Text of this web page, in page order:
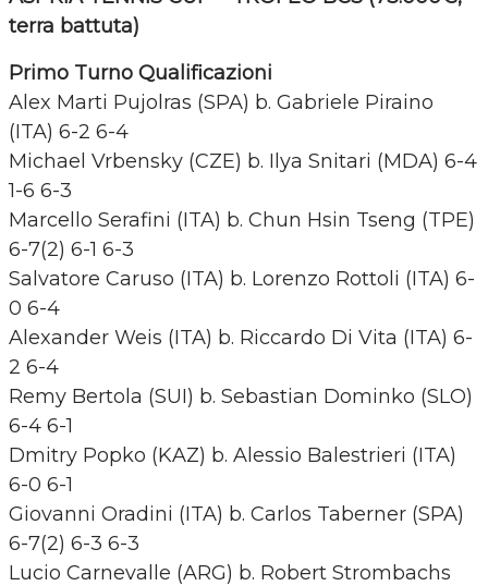
terra battuta)
Primo Turno Qualificazioni
Alex Marti Pujolras (SPA) b. Gabriele Piraino
(ITA) 6-2 6-4
Michael Vrbensky (CZE) b. Ilya Snitari (MDA) 6-4
1-6 6-3
Marcello Serafini (ITA) b. Chun Hsin Tseng (TPE)
6-7(2) 6-1 6-3
Salvatore Caruso (ITA) b. Lorenzo Rottoli (ITA) 6-
0 6-4
Alexander Weis (ITA) b. Riccardo Di Vita (ITA) 6-
2 6-4
Remy Bertola (SUI) b. Sebastian Dominko (SLO)
6-4 6-1
Dmitry Popko (KAZ) b. Alessio Balestrieri (ITA)
6-0 6-1
Giovanni Oradini (ITA) b. Carlos Taberner (SPA)
6-7(2) 6-3 6-3
Lucio Carnevalle (ARG) b. Robert Strombachs